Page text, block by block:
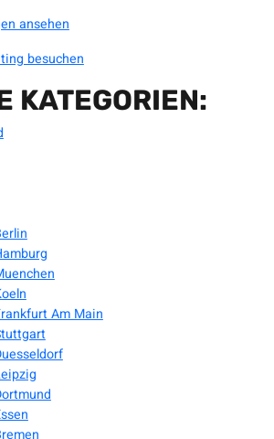
ansehen
besuchen
KATEGORIEN:
Am Main